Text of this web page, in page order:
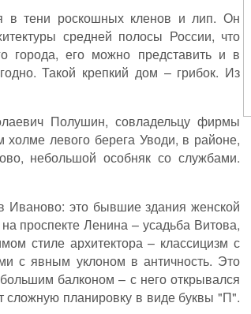
в тени роскошных кленов и лип. Он
средней полосы России, что
города, его можно представить и в
Такой крепкий дом – грибок. Из
Полушин, совладельцу фирмы
левого берега Уводи, в районе,
небольшой особняк со службами.
Иваново: это бывшие здания женской
проспекте Ленина – усадьба Витова,
стиле архитектора – классицизм с
с явным уклоном в античность. Это
балконом – с него открывался
сложную планировку в виде буквы "П".